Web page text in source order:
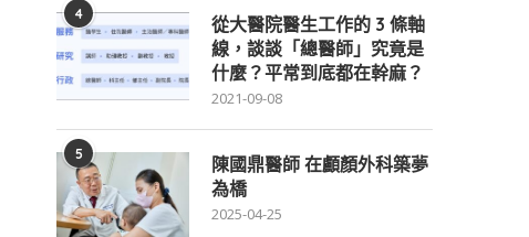
4
從大醫院醫生工作的 3 條軸
線，談談「總醫師」究竟是
什麼？平常到底都在幹麻？
2021-09-08
5
陳國鼎醫師 在顱顏外科築夢
為橋
2025-04-25